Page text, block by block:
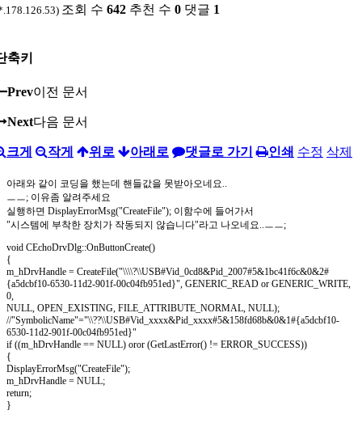
조회 수 642 추천 수 0 댓글 1
축키
Prev이전 문서
Next다음 문서
크게 작게 위로 아래로 댓글로 가기 인쇄 수정 삭제
아래와 같이 코딩을 했는데 핸들값을 못받아오네요..
ㅡㅡ; 이유좀 알려주세요
실행하면 DisplayErrorMsg("CreateFile"); 이함수에 들어가서
"시스템에 부착한 장치가 작동되지 않습니다"라고 나오네요..ㅡㅡ;
void CEchoDrvDlg::OnButtonCreate()
{
m_hDrvHandle = CreateFile("\\\\?\\USB#Vid_0cd8&Pid_2007#5&1bc41f6c&0&2#
{a5dcbf10-6530-11d2-901f-00c04fb951ed}", GENERIC_READ or GENERIC_WRITE,
0,
NULL, OPEN_EXISTING, FILE_ATTRIBUTE_NORMAL, NULL);
//"SymbolicName"="\\??\\USB#Vid_xxxx&Pid_xxxx#5&158fd68b&0&1#{a5dcbf10-
6530-11d2-901f-00c04fb951ed}"
if ((m_hDrvHandle == NULL) oror (GetLastError() != ERROR_SUCCESS))
{
DisplayErrorMsg("CreateFile");
m_hDrvHandle = NULL;
return;
}